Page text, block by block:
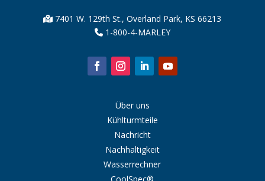
7401 W. 129th St., Overland Park, KS 66213
1-800-4-MARLEY
Über uns
Kühlturmteile
Nachricht
Nachhaltigkeit
Wasserrechner